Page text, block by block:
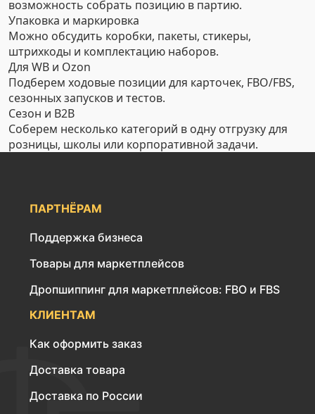
возможность собрать позицию в партию.
Упаковка и маркировка
Можно обсудить коробки, пакеты, стикеры,
штрихкоды и комплектацию наборов.
Для WB и Ozon
Подберем ходовые позиции для карточек, FBO/FBS,
сезонных запусков и тестов.
Сезон и B2B
Соберем несколько категорий в одну отгрузку для
розницы, школы или корпоративной задачи.
ПАРТНЁРАМ
Поддержка бизнеса
Товары для маркетплейсов
Дропшиппинг для маркетплейсов: FBO и FBS
КЛИЕНТАМ
Как оформить заказ
Доставка товара
Доставка по России